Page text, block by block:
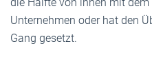
Unternehmen oder hat den
Gang gesetzt.